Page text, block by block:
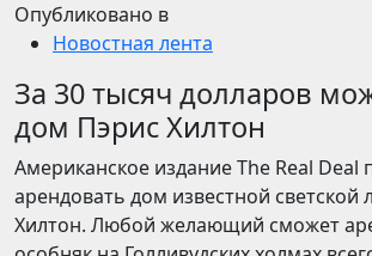
Опубликовано в
Новостная лента
За 30 тысяч долларов
дом Пэрис Хилтон
Американское издание The Real Deal
арендовать дом известной светской
Хилтон. Любой желающий сможет